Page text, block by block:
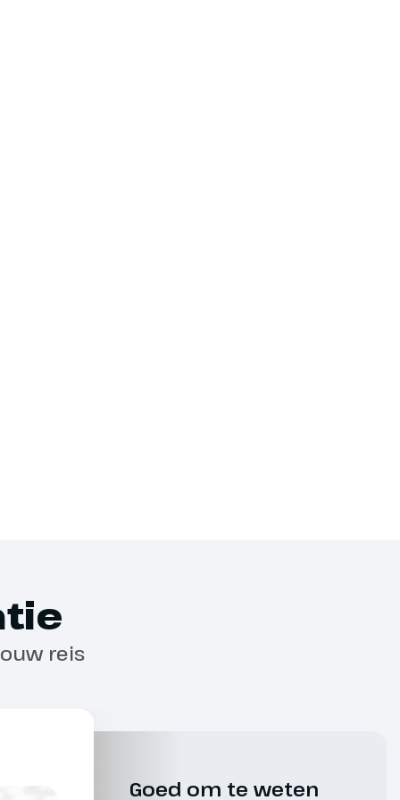
reis
Goed om te weten
een overzicht van de
je reisbescheiden. Excursies zijn
tenzij expliciet anders vermeld.
boord, en excursies gaan alleen
altijd een Nederlandssprekende
aanwezig om je te helpen waar
kun je het totaal van je uitgaven aan boord
op te nemen met je pinpas.
het comfort van andere reizigers is
en rolstoelen beperkt. Voor het
wilt meenemen én dit schriftelijk
deze mee op reis.